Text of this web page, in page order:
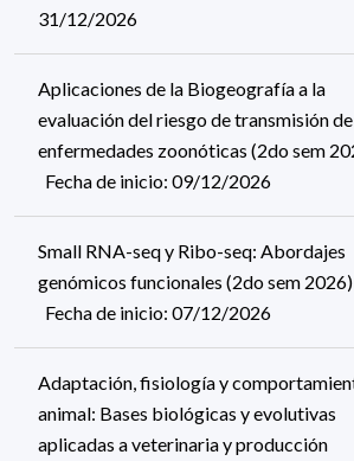
31/12/2026
Aplicaciones de la Biogeografía a la
evaluación del riesgo de transmisión de
enfermedades zoonóticas (2do sem
Fecha de inicio: 09/12/2026
Small RNA-seq y Ribo-seq: Abordajes
genómicos funcionales (2do sem 2026)
Fecha de inicio: 07/12/2026
Adaptación, fisiología y
animal: Bases biológicas y evolutivas
aplicadas a veterinaria y producción